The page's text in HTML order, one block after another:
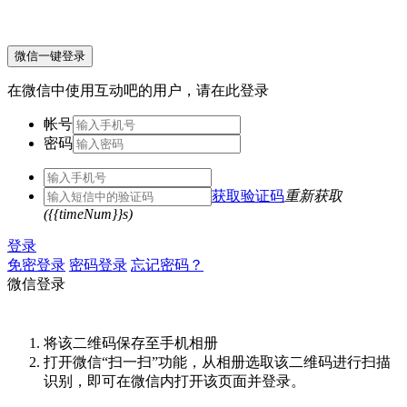
微信一键登录
在微信中使用互动吧的用户，请在此登录
帐号
密码
获取验证码重新获取
({{timeNum}}s)
登录
免密登录 密码登录 忘记密码？
微信登录
将该二维码保存至手机相册
打开微信“扫一扫”功能，从相册选取该二维码进行扫描
识别，即可在微信内打开该页面并登录。